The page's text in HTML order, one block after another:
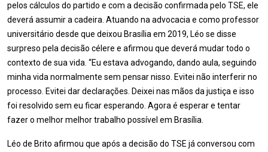
pelos cálculos do partido e com a decisão confirmada pelo TSE, ele
deverá assumir a cadeira. Atuando na advocacia e como professor
universitário desde que deixou Brasília em 2019, Léo se disse
surpreso pela decisão célere e afirmou que deverá mudar todo o
contexto de sua vida. “Eu estava advogando, dando aula, seguindo
minha vida normalmente sem pensar nisso. Evitei não interferir no
processo. Evitei dar declarações. Deixei nas mãos da justiça e isso
foi resolvido sem eu ficar esperando. Agora é esperar e tentar
fazer o melhor melhor trabalho possível em Brasília.
Léo de Brito afirmou que após a decisão do TSE já conversou com